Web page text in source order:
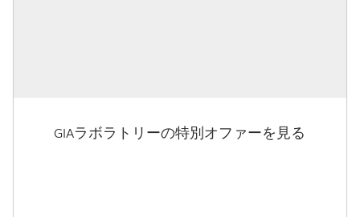
GIAラボラトリーの特別オファーを見る